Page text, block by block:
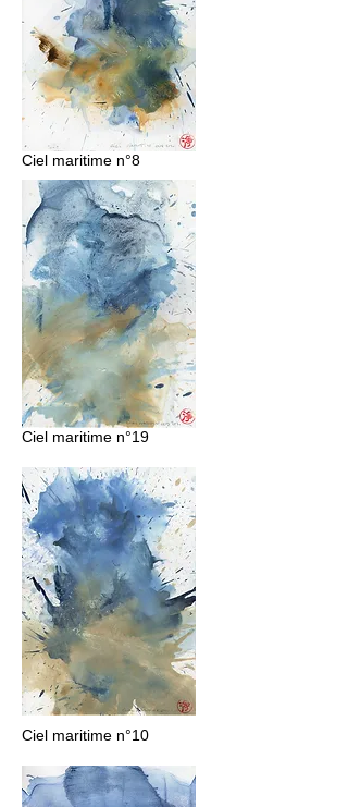
Ciel maritime n°8
Ciel maritime n°19
Ciel maritime n°10